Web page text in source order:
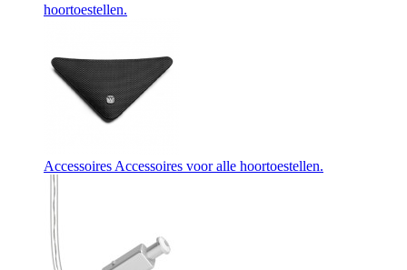
hoortoestellen.
Accessoires Accessoires voor alle hoortoestellen.